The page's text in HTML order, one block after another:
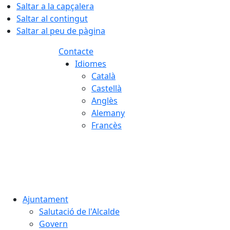
Saltar a la capçalera
Saltar al contingut
Saltar al peu de pàgina
Contacte
Idiomes
Català
Castellà
Anglès
Alemany
Francès
Ajuntament
Salutació de l'Alcalde
Govern